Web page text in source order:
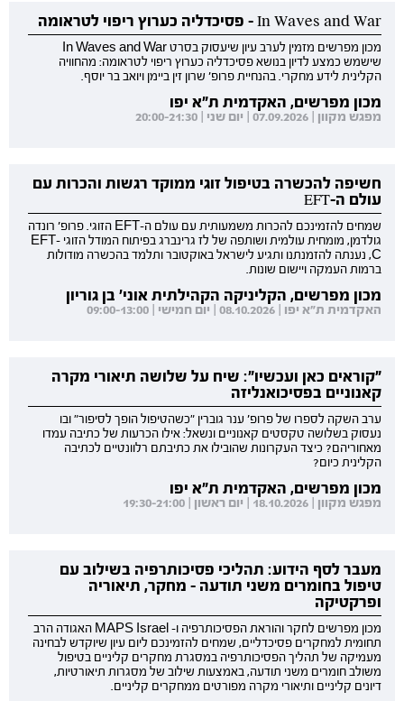
In Waves and War - פסיכדליה כערוץ ריפוי לטראומה
מכון מפרשים מזמין לערב עיון שיעסוק בסרט In Waves and War
שישמש כמצע לדיון בנושא פסיכדליה כערוץ ריפוי לטראומה: מהחוויה
הקלינית לידע מחקרי. בהנחיית פרופ' שרון זין ביימן ויואב בר יוסף.
מכון מפרשים, האקדמית ת"א יפו
מפגש מקוון | 07.09.2026 | יום שני | 20:00-21:30
חשיפה להכשרה בטיפול זוגי ממוקד רגשות והכרות עם
עולם ה-EFT
שמחים להזמינכם להכרות משמעותית עם עולם ה-EFT הזוגי. פרופ' רונדה
גולדמן, מומחית עולמית ושותפה של לז גרינברג בפיתוח המודל הזוגי EFT-
C, נענתה להזמנתנו ותגיע לישראל באוקטובר ותלמד בהכשרה מודולות
ברמות העמקה ויישום שונות.
מכון מפרשים, הקליניקה הקהילתית אוני' בן גוריון
האקדמית ת"א יפו | 08.10.2026 | יום חמישי | 09:00-13:00
"קוראים כאן ועכשיו": שיח על שלושה תיאורי מקרה
קאנוניים בפסיכואנליזה
ערב השקה לספרו של פרופ' ענר גוברין "כשהטיפול הופך לסיפור" ובו
נעסוק בשלושה טקסטים קאנוניים ונשאל: אילו הכרעות של כתיבה עמדו
מאחוריהם? כיצד העקרונות שהובילו את כתיבתם רלוונטיים לכתיבה
הקלינית כיום?
מכון מפרשים, האקדמית ת"א יפו
מפגש מקוון | 18.10.2026 | יום ראשון | 19:30-21:00
מעבר לסף הידוע: תהליכי פסיכותרפיה בשילוב עם
טיפול בחומרים משני תודעה - מחקר, תיאוריה
ופרקטיקה
מכון מפרשים לחקר והוראת הפסיכותרפיה ו- MAPS Israel האגודה הרב
תחומית למחקרים פסיכדליים, שמחים להזמינכם ליום עיון שיוקדש לבחינה
מעמיקה של תהליך הפסיכותרפיה במסגרת מחקרים קליניים בטיפול
משולב חומרים משני תודעה, באמצעות שילוב של מסגרות תיאורטיות,
דיונים קליניים ותיאורי מקרה מפורטים ממחקרים קליניים.